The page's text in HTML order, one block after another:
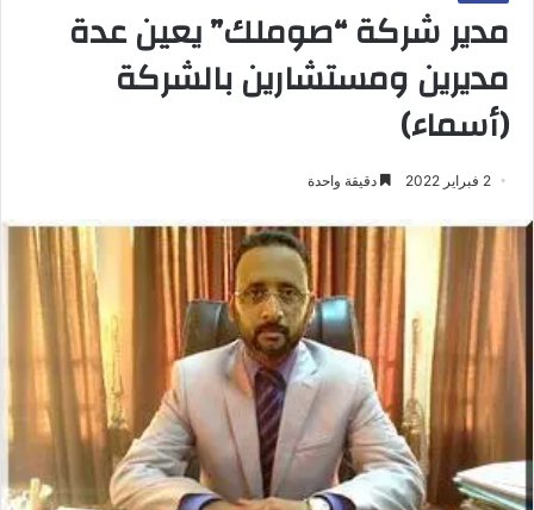
مدير شركة “صوملك” يعين عدة
مديرين ومستشارين بالشركة
(أسماء)
2 فبراير 2022 دقيقة واحدة